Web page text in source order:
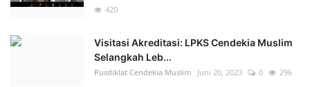
420
Visitasi Akreditasi: LPKS Cendekia Muslim
Selangkah Leb...
Pusdiklat Cendekia Muslim Juni 20, 2023 0 296